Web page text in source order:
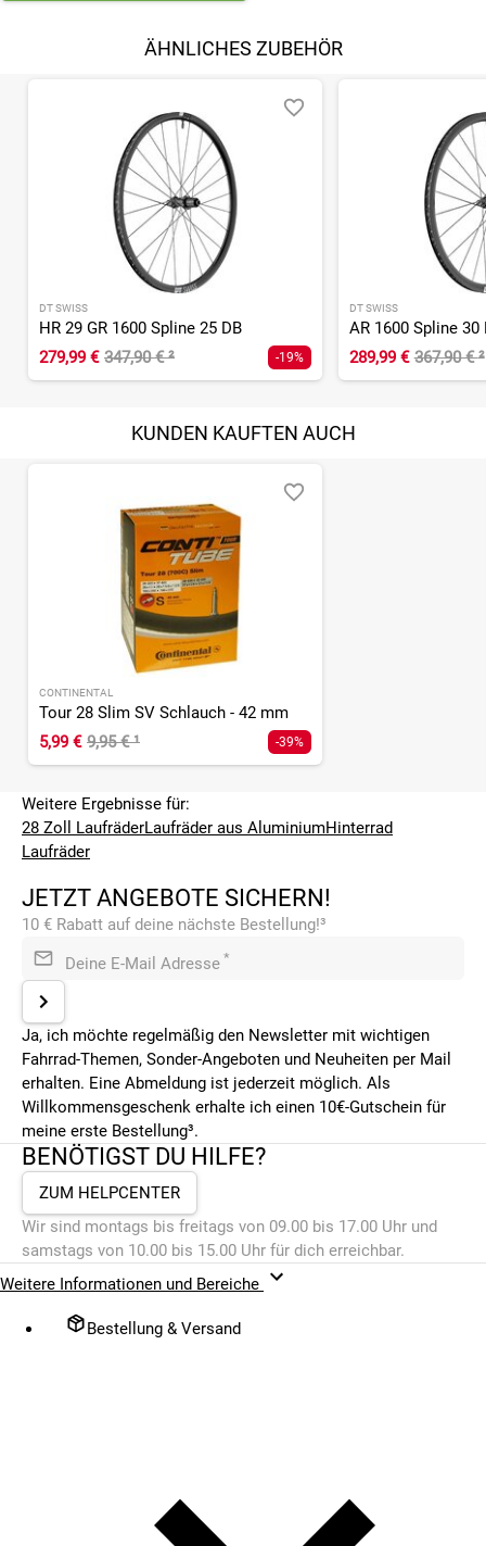
ÄHNLICHES ZUBEHÖR
DT SWISS
HR 29 GR 1600 Spline 25 DB
279,99 € 347,90 €² -19%
DT SWISS
289,99 € 367,90 €²
KUNDEN KAUFTEN AUCH
CONTINENTAL
Tour 28 Slim SV Schlauch - 42 mm
5,99 € 9,95 €¹ -39%
Weitere Ergebnisse für:
28 Zoll LaufräderLaufräder aus AluminiumHinterrad
Laufräder
JETZT ANGEBOTE SICHERN!
10 € Rabatt auf deine nächste Bestellung!³
Deine E-Mail Adresse *
Ja, ich möchte regelmäßig den Newsletter mit wichtigen
Fahrrad-Themen, Sonder-Angeboten und Neuheiten per Mail
erhalten. Eine Abmeldung ist jederzeit möglich. Als
Willkommensgeschenk erhalte ich einen 10€-Gutschein für
meine erste Bestellung³.
BENÖTIGST DU HILFE?
ZUM HELPCENTER
Wir sind montags bis freitags von 09.00 bis 17.00 Uhr und
samstags von 10.00 bis 15.00 Uhr für dich erreichbar.
Weitere Informationen und Bereiche
Bestellung & Versand